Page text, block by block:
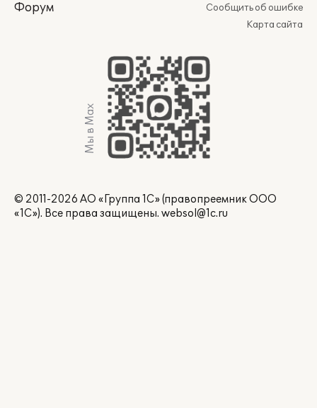
Форум
Сообщить об ошибке
Карта сайта
Мы в Max
© 2011-2026 АО «Группа 1С» (правопреемник ООО
«1С»). Все права защищены. websol@1c.ru